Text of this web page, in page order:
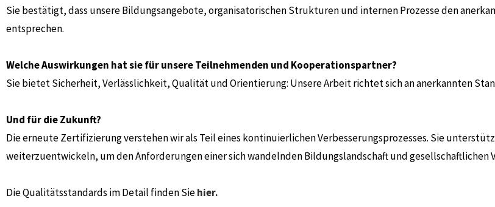
Sie bestätigt, dass unsere Bildungsangebote, organisatorischen Strukturen und internen Prozesse den
entsprechen.
Welche Auswirkungen hat sie für unsere Teilnehmenden und Kooperationspartner?
Sie bietet Sicherheit, Verlässlichkeit, Qualität und Orientierung: Unsere Arbeit richtet sich an anerkannten
Und für die Zukunft?
Die erneute Zertifizierung verstehen wir als Teil eines kontinuierlichen Verbesserungsprozesses. Sie
weiterzuentwickeln, um den Anforderungen einer sich wandelnden Bildungslandschaft und gesellschaftlichen
Die Qualitätsstandards im Detail finden Siehier.